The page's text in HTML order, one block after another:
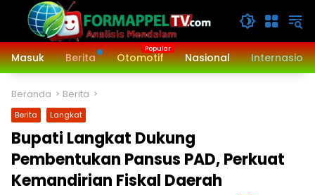
Langsung
konten
Masuk
Berita Otomotif Nasional
Beranda Berita
Berita Langkat
Bupati Langkat Dukung
Pembentukan Pansus PAD, Perkuat
Kemandirian Fiskal Daerah